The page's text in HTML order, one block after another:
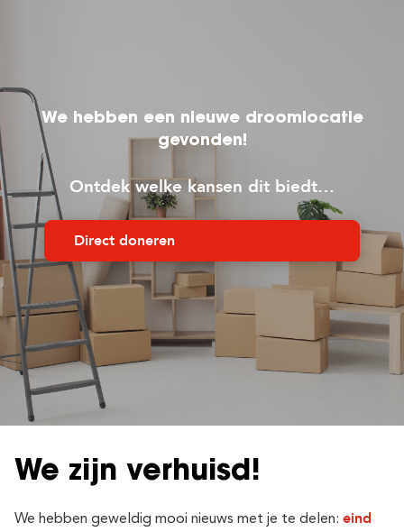
We hebben een nieuwe droomlocatie
gevonden!
Ontdek welke kansen dit biedt…
Direct doneren
We zijn verhuisd!
We hebben geweldig mooi nieuws met je te delen: eind